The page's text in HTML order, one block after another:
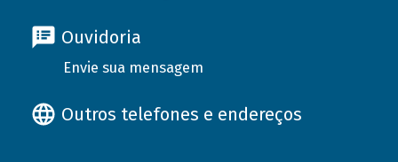
Ouvidoria
Envie sua mensagem
Outros telefones e endereços